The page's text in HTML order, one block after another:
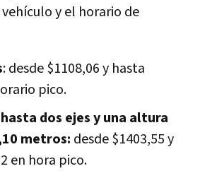
y el horario de
: desde $1108,06 y hasta
pico.
dos ejes y una altura
metros: desde $1403,55 y
en hora pico.